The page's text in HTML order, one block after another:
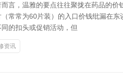
而言，温雅的要点往往聚拢在药品的
（常常为60片装）的入口价钱纰漏在
的扣头或促销活动，但
资讯